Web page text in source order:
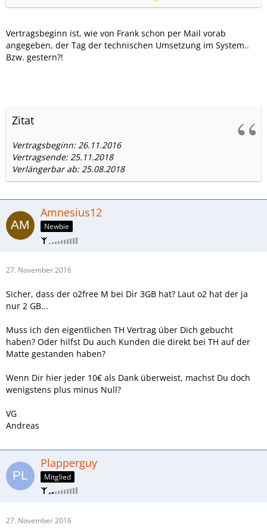
Vertragsbeginn ist, wie von Frank schon per Mail vorab
angegeben, der Tag der technischen Umsetzung im System..
Bzw. gestern?!
Zitat
Vertragsbeginn: 26.11.2016
Vertragsende: 25.11.2018
Verlängerbar ab: 25.08.2018
Amnesius12
Newbie
27. November 2016
Sicher, dass der o2free M bei Dir 3GB hat? Laut o2 hat der ja
nur 2 GB...
Muss ich den eigentlichen TH Vertrag über Dich gebucht
haben? Oder hilfst Du auch Kunden die direkt bei TH auf der
Matte gestanden haben?
Wenn Dir hier jeder 10€ als Dank überweist, machst Du doch
wenigstens plus minus Null?
VG
Andreas
Plapperguy
Mitglied
27. November 2016